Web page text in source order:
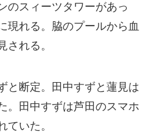
のスィーツタワーがあっ
現れる。脇のプールから血
される。
と断定。田中すずと蓮見は
。田中すずは芦田のスマホ
ていた。